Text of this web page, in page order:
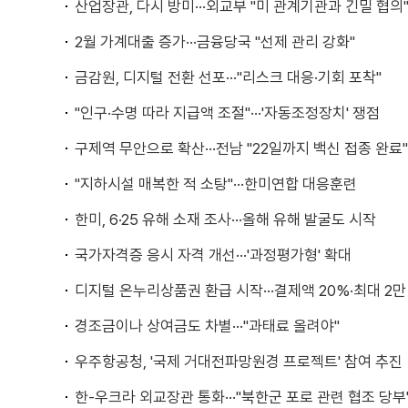
산업장관, 다시 방미···외교부 "미 관계기관과 긴밀 협의"
2월 가계대출 증가···금융당국 "선제 관리 강화"
금감원, 디지털 전환 선포···"리스크 대응·기회 포착"
"인구·수명 따라 지급액 조절"···'자동조정장치' 쟁점
구제역 무안으로 확산···전남 "22일까지 백신 접종 완료"
"지하시설 매복한 적 소탕"···한미연합 대응훈련
한미, 6·25 유해 소재 조사···올해 유해 발굴도 시작
국가자격증 응시 자격 개선···'과정평가형' 확대
디지털 온누리상품권 환급 시작···결제액 20%·최대 2
경조금이나 상여금도 차별···"과태료 올려야"
우주항공청, '국제 거대전파망원경 프로젝트' 참여 추진
한-우크라 외교장관 통화···"북한군 포로 관련 협조 당